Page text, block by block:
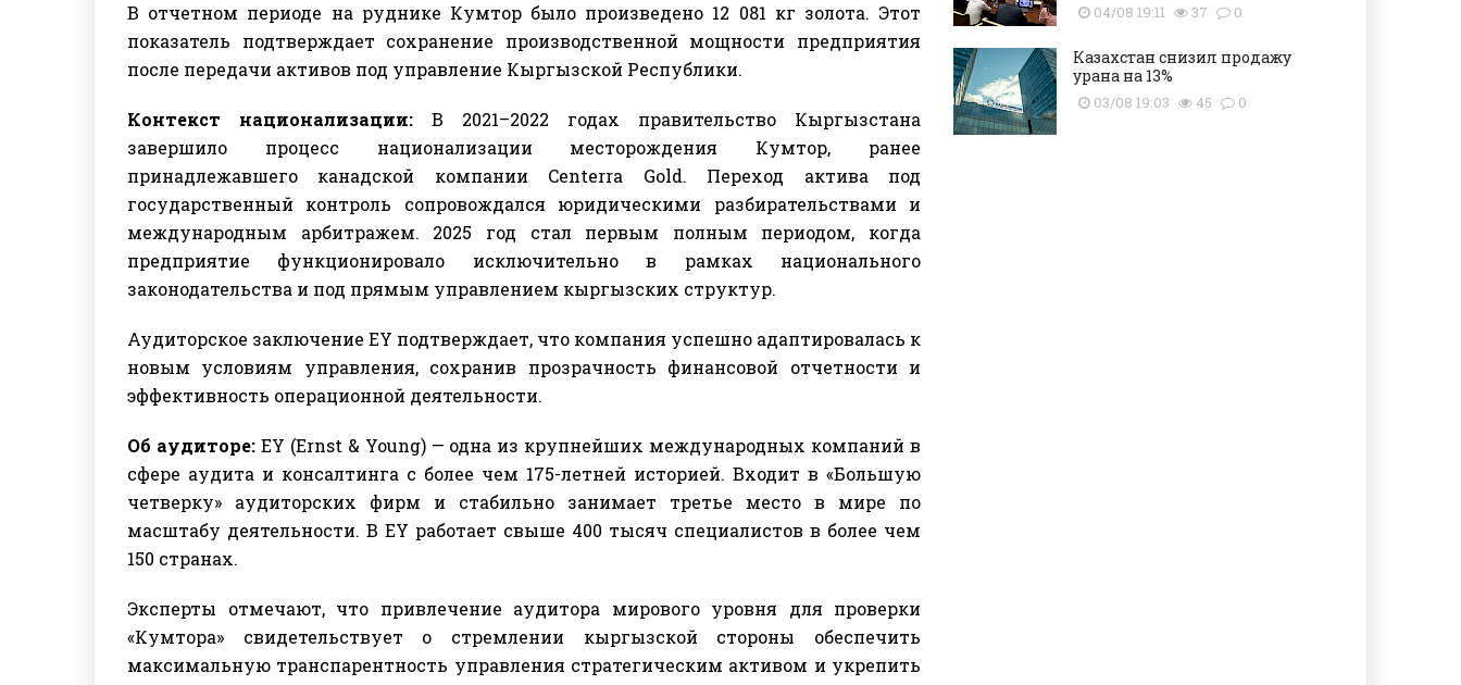
В отчетном периоде на руднике Кумтор было произведено 12 081 кг золота. Этот
показатель подтверждает сохранение производственной мощности предприятия
после передачи активов под управление Кыргызской Республики.
Контекст национализации: В 2021–2022 годах правительство Кыргызстана
завершило процесс национализации месторождения Кумтор, ранее
принадлежавшего канадской компании Centerra Gold. Переход актива под
государственный контроль сопровождался юридическими разбирательствами и
международным арбитражем. 2025 год стал первым полным периодом, когда
предприятие функционировало исключительно в рамках национального
законодательства и под прямым управлением кыргызских структур.
Аудиторское заключение EY подтверждает, что компания успешно адаптировалась к
новым условиям управления, сохранив прозрачность финансовой отчетности и
эффективность операционной деятельности.
Об аудиторе:EY (Ernst & Young) — одна из крупнейших международных компаний в
сфере аудита и консалтинга с более чем 175-летней историей. Входит в «Большую
четверку» аудиторских фирм и стабильно занимает третье место в мире по
масштабу деятельности. В EY работает свыше 400 тысяч специалистов в более чем
150 странах.
Эксперты отмечают, что привлечение аудитора мирового уровня для проверки
«Кумтора» свидетельствует о стремлении кыргызской стороны обеспечить
максимальную транспарентность управления стратегическим активом и укрепить
04/08 19:11 37 0
Казахстан снизил продажу
урана на 13%
03/08 19:03 45 0